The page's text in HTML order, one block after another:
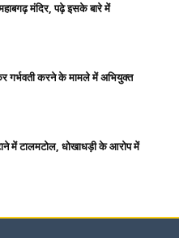
मंदिर, पढ़े इसके बारे में
गर्भवती करने के मामले में अभियुक्त
में टालमटोल, धोखाधड़ी के आरोप में